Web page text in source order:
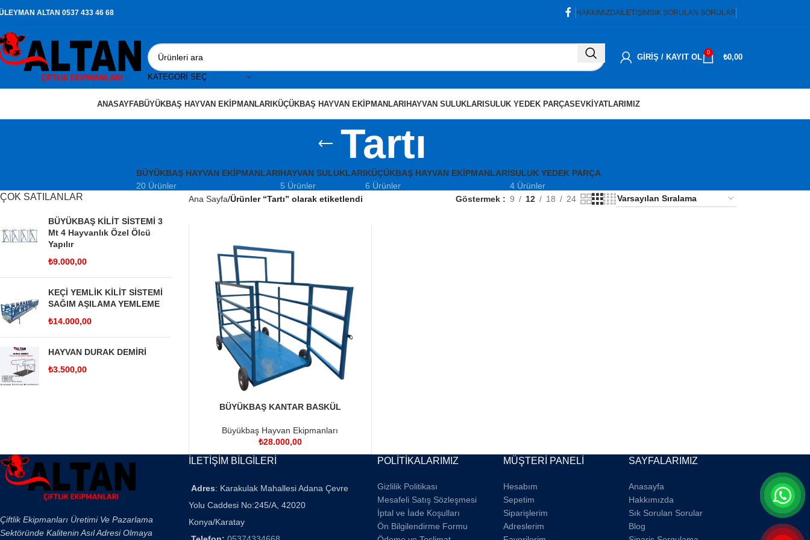
ALTAN 0537 433 46 68 HAKKIMIZDAİLETIŞIMSIK SORULAN SORULAR
KATEGORI SEÇ
GIRIŞ / KAYIT OL
0
₺0,00
ANASAYFABÜYÜKBAŞ HAYVAN EKIPMANLARIKÜÇÜKBAŞ HAYVAN EKIPMANLARIHAYVAN SULUKLARISULUK YEDEK PARÇASEVKIYATLARIMIZ
Tartı
BÜYÜKBAŞ HAYVAN EKIPMANLARI
20 Ürünler
HAYVAN SULUKLARI
5 Ürünler
KÜÇÜKBAŞ HAYVAN EKIPMANLARI
6 Ürünler
SULUK YEDEK PARÇA
4 Ürünler
ÇOK SATILANLAR
BÜYÜKBAŞ KİLİT SİSTEMİ 3
Mt 4 Hayvanlık Özel Ölcü
Yapılır
₺9.000,00
KEÇİ YEMLİK KİLİT SİSTEMİ
SAĞIM AŞILAMA YEMLEME
₺14.000,00
HAYVAN DURAK DEMİRİ
₺3.500,00
Ana Sayfa Ürünler “Tartı” olarak etiketlendi Göstermek 9 12 18 24
SEPETE EKLE
BÜYÜKBAŞ KANTAR BASKÜL
Büyükbaş Hayvan Ekipmanları
₺28.000,00
Çiftlik Ekipmanları Üretimi Ve Pazarlama
Sektöründe Kalitenin Asıl Adresi Olmaya
İLETİŞİM BİLGİLERİ
Adres: Karakulak Mahallesi Adana Çevre
Yolu Caddesi No:245/A, 42020
Konya/Karatay
POLİTİKALARIMIZ
Gizlilik Politikası
Mesafeli Satış Sözleşmesi
İptal ve İade Koşulları
Ön Bilgilendirme Formu
MÜŞTERİ PANELİ
Hesabım
Sepetim
Siparişlerim
Adreslerim
SAYFALARIMIZ
Anasayfa
Hakkımızda
Sık Sorulan Sorular
Blog